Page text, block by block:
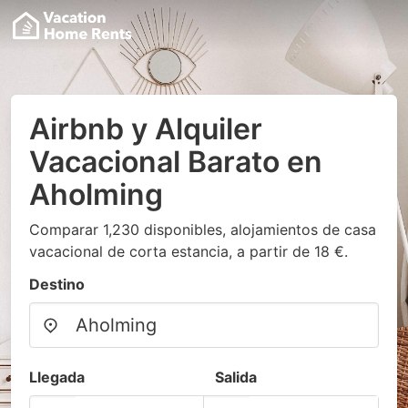
Airbnb y Alquiler
Vacacional Barato en
Aholming
Comparar 1,230 disponibles, alojamientos de casa
vacacional de corta estancia, a partir de 18 €.
Destino
Llegada Salida